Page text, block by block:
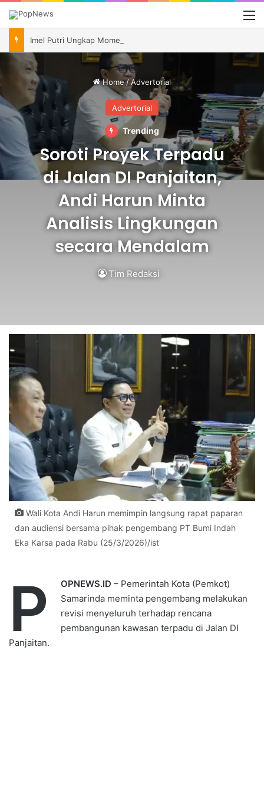
Home/Advertorial
Advertorial
Trending
Soroti Proyek Terpadu
di Jalan DI Panjaitan,
Andi Harun Minta
Analisis Lingkungan
secara Mendalam
Tim Redaksi
Wali Kota Andi Harun memimpin langsung rapat paparan
dan audiensi bersama pihak pengembang PT Bumi Indah
Eka Karsa pada Rabu (25/3/2026)/ist
P OPNEWS.ID – Pemerintah Kota (Pemkot)
Samarinda meminta pengembang melakukan
revisi menyeluruh terhadap rencana
pembangunan kawasan terpadu di Jalan DI
Panjaitan.